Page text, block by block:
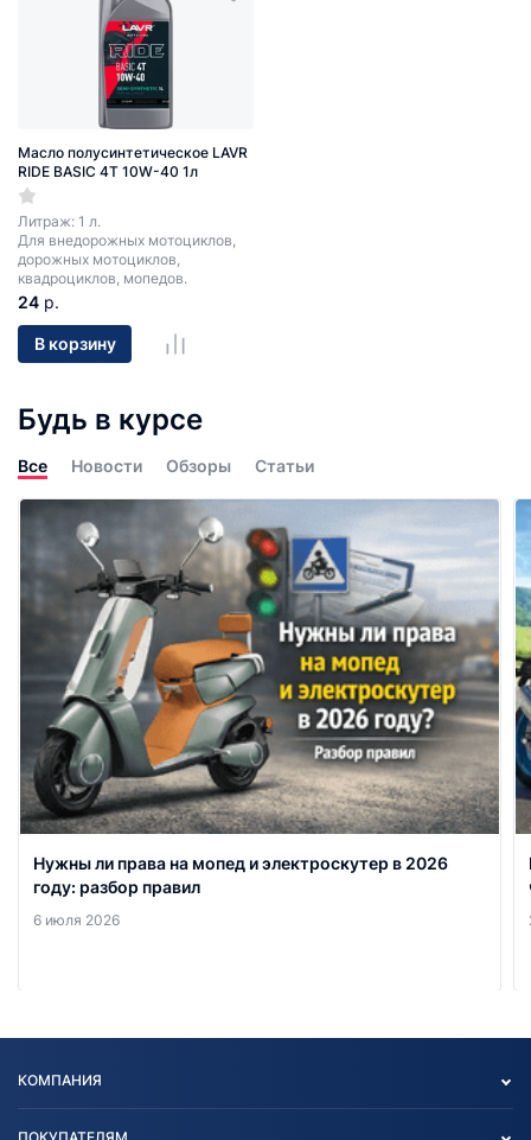
Масло полусинтетическое LAVR
RIDE BASIC 4T 10W-40 1л
Литраж: 1 л.
Для внедорожных мотоциклов,
дорожных мотоциклов,
квадроциклов, мопедов.
24 р.
В корзину
Будь в курсе
Все Новости Обзоры Статьи
Нужны ли права на мопед и электроскутер в 2026
году: разбор правил
6 июля 2026
КОМПАНИЯ